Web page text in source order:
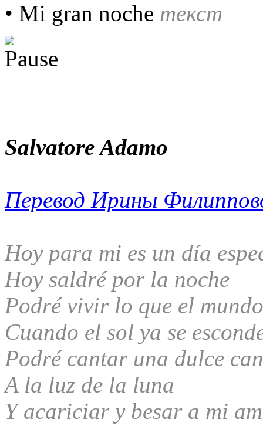
• Mi gran noche текст
Salvatore Adamo
Перевод Ирины
Hoy para mi es un día
Hoy saldré por la noche
Podré vivir lo que el
Cuando el sol ya se
Podré cantar una dulce
A la luz de la luna
Y acariciar y besar a mi